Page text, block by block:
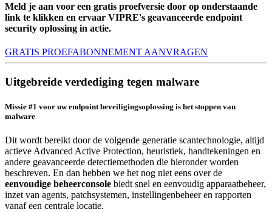
Meld je aan voor een gratis proefversie door op onderstaande
link te klikken en ervaar VIPRE's geavanceerde endpoint
security oplossing in actie.
GRATIS PROEFABONNEMENT AANVRAGEN
Uitgebreide verdediging tegen malware
Missie #1 voor uw endpoint beveiligingsoplossing is het stoppen van
malware
Dit wordt bereikt door de volgende generatie scantechnologie, altijd
actieve Advanced Active Protection, heuristiek, handtekeningen en
andere geavanceerde detectiemethoden die hieronder worden
beschreven. En dan hebben we het nog niet eens over de
eenvoudige beheerconsole biedt snel en eenvoudig apparaatbeheer,
inzet van agents, patchsystemen, instellingenbeheer en rapporten
vanaf een centrale locatie.